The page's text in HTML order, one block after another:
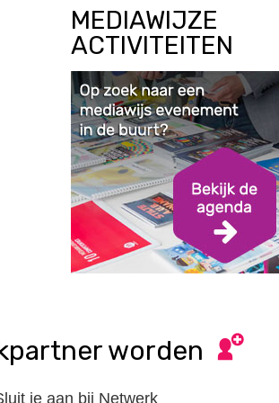
MEDIAWIJZE
ACTIVITEITEN
worden
je aan bij Netwerk